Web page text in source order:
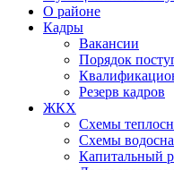
О районе
Кадры
Вакансии
Порядок
Резерв кадров
ЖКХ
Схемы
Схемы
Капитальный